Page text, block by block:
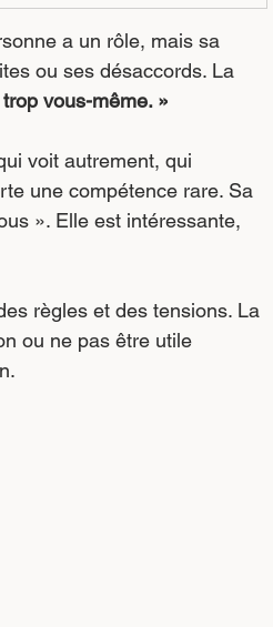
a un rôle, mais sa
ou ses désaccords. La
vous-même. »
voit autrement, qui
une compétence rare. Sa
». Elle est intéressante,
règles et des tensions. La
ou ne pas être utile